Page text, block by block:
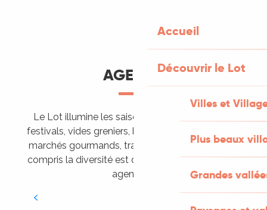
Accueil
Découvrir le Lot
Villes et
Plus beaux
Grandes
AGENDA
Le Lot illumine les saisons de ses animations :
festivals, vides greniers, brocantes, fêtes votives,
marchés gourmands, trails sportifs… Vous l’aurez
compris la diversité est de mise, alors tous à vos
agendas !